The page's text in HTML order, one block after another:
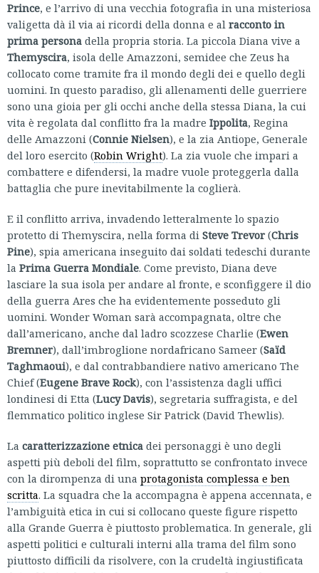
Prince, e l’arrivo di una vecchia fotografia in una misteriosa
valigetta dà il via ai ricordi della donna e al racconto in
prima persona della propria storia. La piccola Diana vive a
Themyscira, isola delle Amazzoni, semidee che Zeus ha
collocato come tramite fra il mondo degli dei e quello degli
uomini. In questo paradiso, gli allenamenti delle guerriere
sono una gioia per gli occhi anche della stessa Diana, la cui
vita è regolata dal conflitto fra la madre Ippolita, Regina
delle Amazzoni (Connie Nielsen), e la zia Antiope, Generale
del loro esercito (Robin Wright). La zia vuole che impari a
combattere e difendersi, la madre vuole proteggerla dalla
battaglia che pure inevitabilmente la coglierà.
E il conflitto arriva, invadendo letteralmente lo spazio
protetto di Themyscira, nella forma di Steve Trevor(Chris
Pine), spia americana inseguito dai soldati tedeschi durante
la Prima Guerra Mondiale. Come previsto, Diana deve
lasciare la sua isola per andare al fronte, e sconfiggere il dio
della guerra Ares che ha evidentemente posseduto gli
uomini. Wonder Woman sarà accompagnata, oltre che
dall’americano, anche dal ladro scozzese Charlie (Ewen
Bremner), dall’imbroglione nordafricano Sameer (Saïd
Taghmaoui), e dal contrabbandiere nativo americano The
Chief (Eugene Brave Rock), con l’assistenza dagli uffici
londinesi di Etta (Lucy Davis), segretaria suffragista, e del
flemmatico politico inglese Sir Patrick (David Thewlis).
La caratterizzazione etnica dei personaggi è uno degli
aspetti più deboli del film, soprattutto se confrontato invece
con la dirompenza di una protagonista complessa e ben
scritta. La squadra che la accompagna è appena accennata, e
l’ambiguità etica in cui si collocano queste figure rispetto
alla Grande Guerra è piuttosto problematica. In generale, gli
aspetti politici e culturali interni alla trama del film sono
piuttosto difficili da risolvere, con la crudeltà ingiustificata